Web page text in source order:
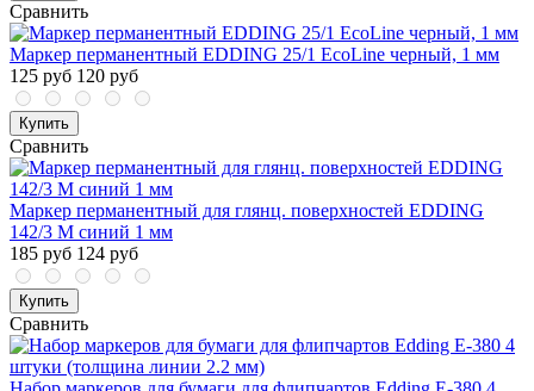
Сравнить
Маркер перманентный EDDING 25/1 EcoLine черный, 1 мм
125 руб 120 руб
Купить
Сравнить
Маркер перманентный для глянц. поверхностей EDDING
142/3 M синий 1 мм
185 руб 124 руб
Купить
Сравнить